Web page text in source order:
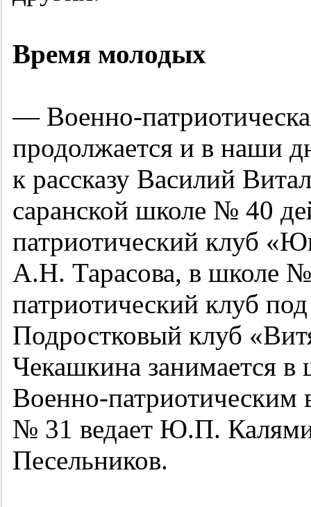
Время молодых
— Военно-
продолжается и в наши
к рассказу Василий
саранской школе № 40
патриотический клуб
А.Н. Тарасова, в школе №
патриотический клуб
Подростковый клуб
Чекашкина занимается
Военно-патриотическим
№ 31 ведает Ю.П.
Песельников.